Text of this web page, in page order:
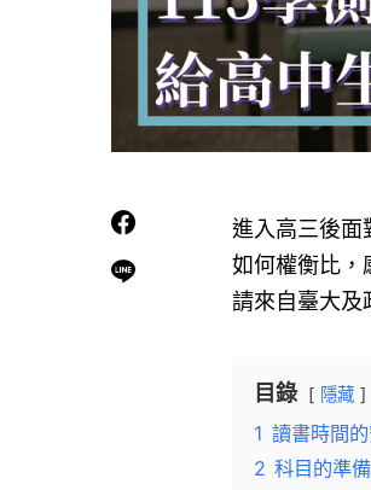
進入高三後面
如何權衡比，
請來自臺大及
目錄 隱藏
1 讀書時間
2 科目的準備